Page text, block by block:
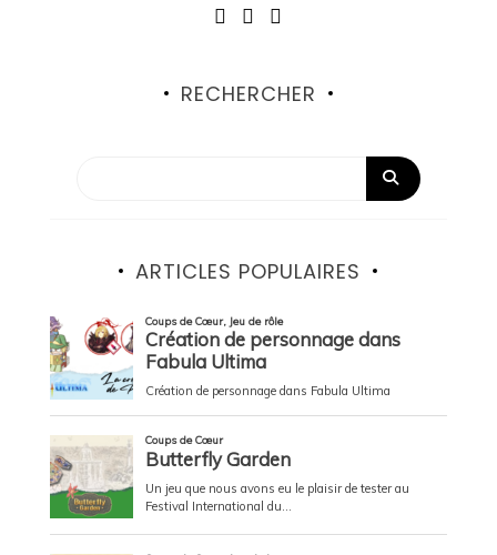
RECHERCHER
ARTICLES POPULAIRES